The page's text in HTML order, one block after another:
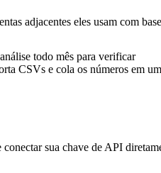
adjacentes eles usam com base
todo mês para verificar
CSVs e cola os números em um
sua chave de API